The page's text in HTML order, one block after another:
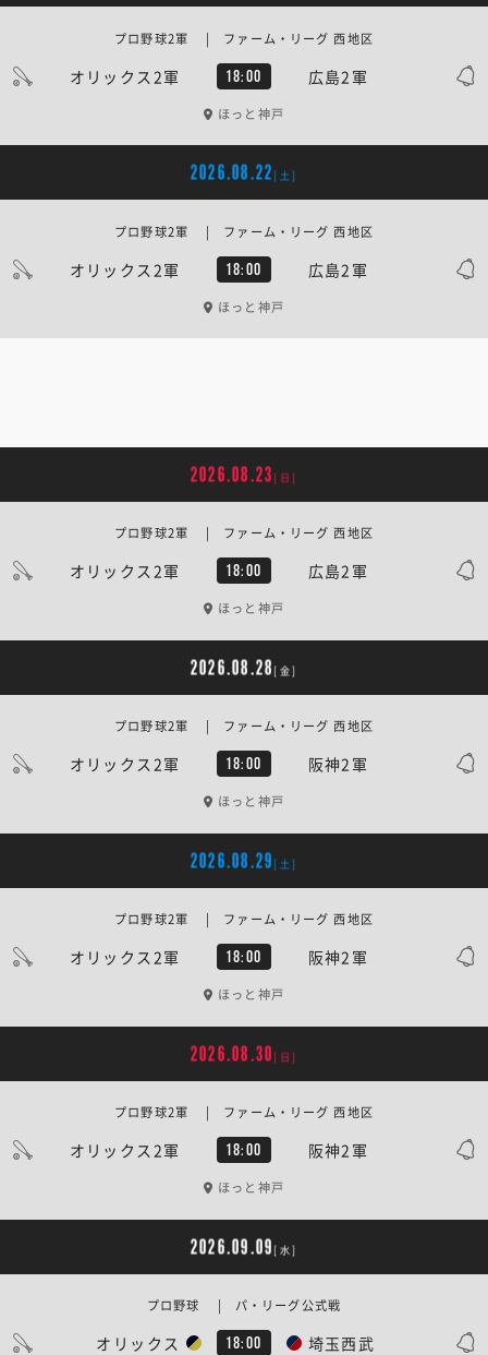
オリックス2軍 18:00 広島2軍
プロ野球2軍 | ファーム・リーグ 西地区
ほっと神戸
2026.08.22 [土]
オリックス2軍 18:00 広島2軍
プロ野球2軍 | ファーム・リーグ 西地区
ほっと神戸
2026.08.23 [日]
オリックス2軍 18:00 広島2軍
プロ野球2軍 | ファーム・リーグ 西地区
ほっと神戸
2026.08.28 [金]
オリックス2軍 18:00 阪神2軍
プロ野球2軍 | ファーム・リーグ 西地区
ほっと神戸
2026.08.29 [土]
オリックス2軍 18:00 阪神2軍
プロ野球2軍 | ファーム・リーグ 西地区
ほっと神戸
2026.08.30 [日]
オリックス2軍 18:00 阪神2軍
プロ野球2軍 | ファーム・リーグ 西地区
ほっと神戸
2026.09.09 [水]
オリックス 18:00 埼玉西武
プロ野球 | パ・リーグ公式戦